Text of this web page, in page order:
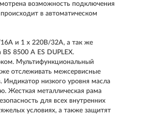
возможность подключения
в автоматическом
и 1 х 220В/32А, а так же
8500 A ES DUPLEX.
Мультифункциональный
отслеживать межсервисные
Индикатор низкого уровня масла
Жесткая металлическая рама
для всех внутренних
условиях, а также защитят